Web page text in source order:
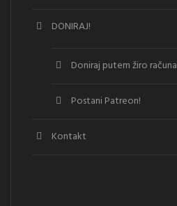
DONIRAJ!
Doniraj putem žiro računa
Postani Patreon!
Kontakt